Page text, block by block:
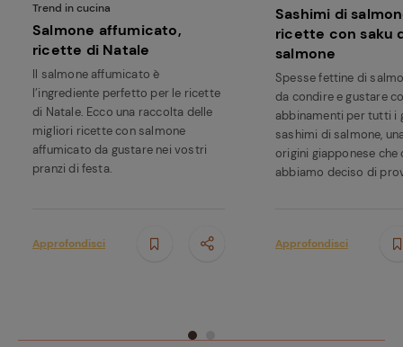
Trend in cucina
Salmone affumicato,
ricette di Natale
Il salmone affumicato è
l’ingrediente perfetto per le ricette
di Natale. Ecco una raccolta delle
migliori ricette con salmone
affumicato da gustare nei vostri
pranzi di festa.
Approfondisci
Sashimi di
ricette con saku
salmone
Spesse fettine di
da condire e gustare
abbinamenti per tutti i
sashimi di salmone,
origini giapponese che
abbiamo deciso di
Approfondisci